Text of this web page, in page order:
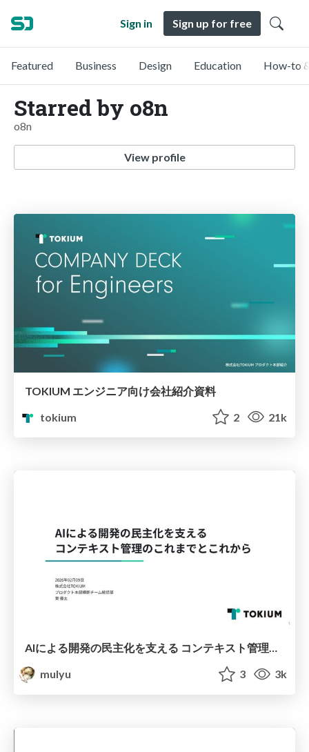
Sign in Sign up for free
Featured Business Design Education How-to
Starred by o8n
o8n
View profile
TOKIUM エンジニア向け会社紹介資料
tokium
2 21k
AIによる開発の民主化を支える コンテキスト管理のこれまでとこれから
mulyu
3 3k